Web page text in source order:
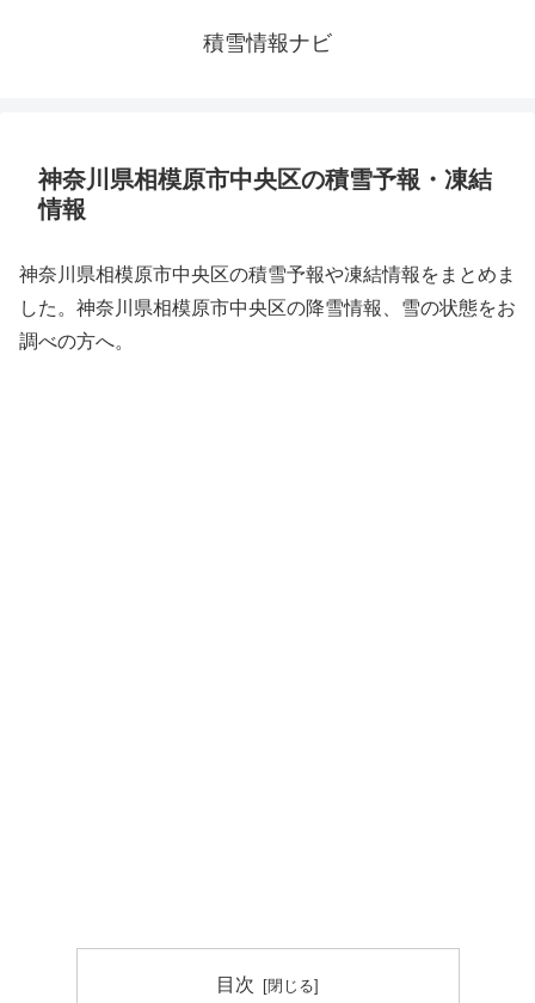
積雪情報ナビ
神奈川県相模原市中央区の積雪予報・凍結
情報
神奈川県相模原市中央区の積雪予報や凍結情報をまとめま
した。神奈川県相模原市中央区の降雪情報、雪の状態をお
調べの方へ。
目次